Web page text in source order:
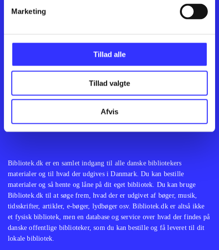
Marketing
Tillad alle
Tillad valgte
Afvis Feedback
Bibliotek.dk er en samlet indgang til alle danske bibliotekers
materialer og til hvad der udgives i Danmark. Du kan bestille
materialer og så hente og låne på dit eget bibliotek. Du kan bruge
Bibliotek.dk til at søge frem, hvad der er udgivet af bøger, musik,
tidsskrifter, artikler, e-bøger, lydbøger osv. Bibliotek.dk er altså ikke
et fysisk bibliotek, men en database og service over hvad der findes på
danske offentlige biblioteker, som du kan bestille og få leveret til dit
lokale bibliotek.
Kontakt os
English
Artikler
Film
Musik
Noder